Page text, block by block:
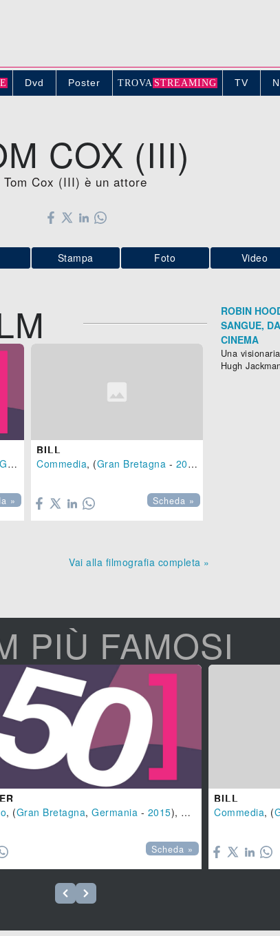
Dvd Poster TROVA STREAMING TV
COX (III)
Tom Cox (III) è un attore
Stampa Foto Video
Germania -2015), 97 min.
»
BILL
Commedia, (Gran Bretagna - 2015
Scheda »
Vai alla filmografia completa »
ROBIN
SANGUE,
CINEMA
Una
Hugh
PIÙ FAMOSI
, (Gran Bretagna, Germania - 2015), 97 min.
Scheda »
BILL
Commedia, (